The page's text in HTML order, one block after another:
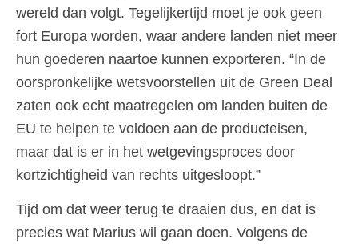
wereld dan volgt. Tegelijkertijd moet je ook geen
fort Europa worden, waar andere landen niet meer
hun goederen naartoe kunnen exporteren. “In de
oorspronkelijke wetsvoorstellen uit de Green Deal
zaten ook echt maatregelen om landen buiten de
EU te helpen te voldoen aan de producteisen,
maar dat is er in het wetgevingsproces door
kortzichtigheid van rechts uitgesloopt.”
Tijd om dat weer terug te draaien dus, en dat is
precies wat Marius wil gaan doen. Volgens de